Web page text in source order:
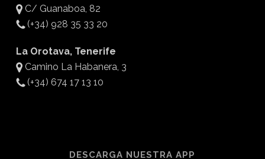
C/ Guanaboa, 82
(+34) 928 35 33 20
La Orotava, Tenerife
Camino La Habanera, 3
(+34) 674 17 13 10
DESCARGA NUESTRA APP